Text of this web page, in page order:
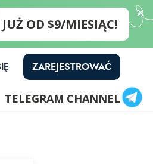
JUŻ OD $9/MIESIĄC!
ZAREJESTROWAĆ
TELEGRAM CHANNEL